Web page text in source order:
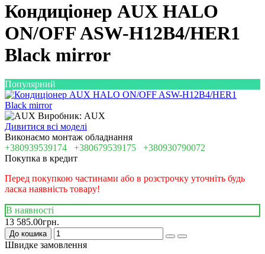
Кондиціонер AUX HALO
ON/OFF ASW-H12B4/HER1
Black mirror
Популярний
Виробник: AUX
Дивитися всі моделі
Виконаємо монтаж обладнання
+380939539174 +380679539175 +380930790072
Покупка в кредит
Перед покупкою частинами або в розстрочку уточніть будь
ласка наявність товару!
В наявності
13 585.00грн.
До кошика
Швидке замовлення